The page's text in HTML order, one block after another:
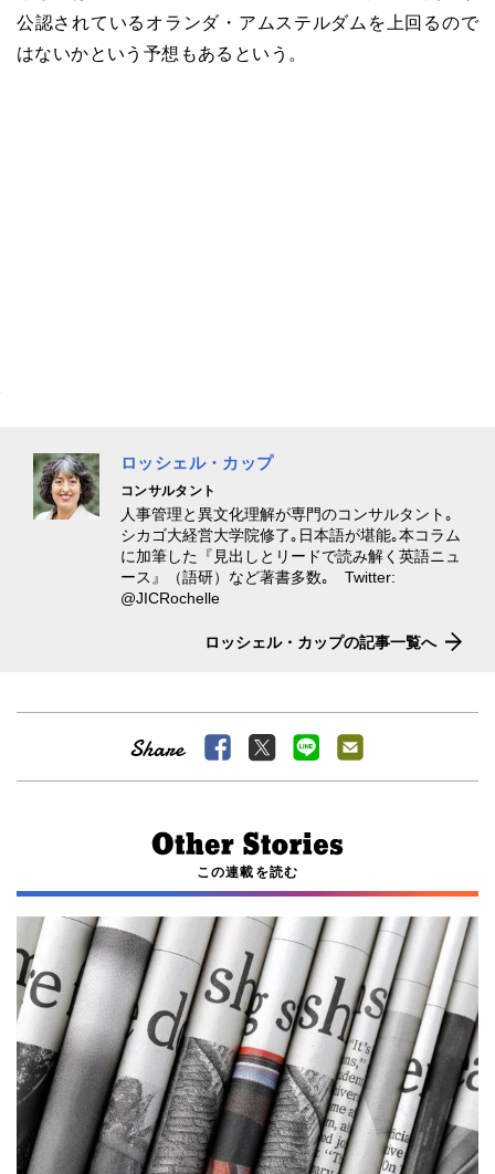
公認されているオランダ・アムステルダムを上回るので
はないかという予想もあるという。
ロッシェル・カップ
コンサルタント
人事管理と異文化理解が専門のコンサルタント｡
シカゴ大経営大学院修了｡日本語が堪能｡本コラム
に加筆した『見出しとリードで読み解く英語ニュ
ース』（語研）など著書多数｡ Twitter:
@JICRochelle
ロッシェル・カップの記事一覧へ
この連載を読む